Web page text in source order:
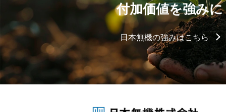
付加価値を強みに
日本無機の強みはこちら